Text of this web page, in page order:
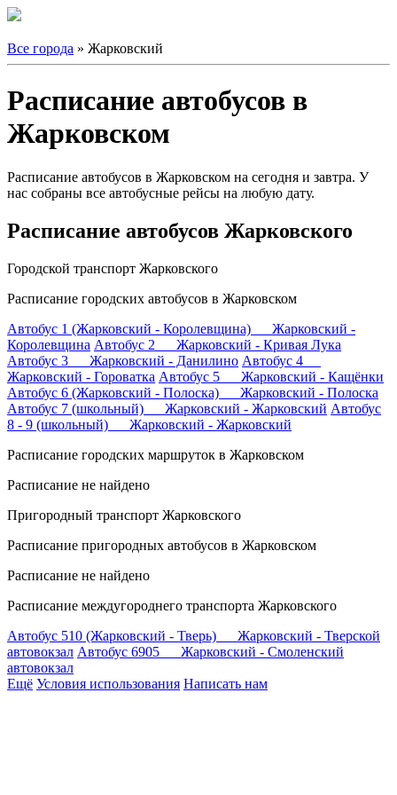
Все города » Жарковский
Расписание автобусов в
Жарковском
Расписание автобусов в Жарковском на сегодня и завтра. У
нас собраны все автобусные рейсы на любую дату.
Расписание автобусов Жарковского
Городской транспорт Жарковского
Расписание городских автобусов в Жарковском
Автобус 1 (Жарковский - Королевщина) Жарковский -
Королевщина Автобус 2 Жарковский - Кривая Лука
Автобус 3 Жарковский - Данилино Автобус 4
Жарковский - Гороватка Автобус 5 Жарковский - Кащёнки
Автобус 6 (Жарковский - Полоска) Жарковский - Полоска
Автобус 7 (школьный) Жарковский - Жарковский Автобус
8 - 9 (школьный) Жарковский - Жарковский
Расписание городских маршруток в Жарковском
Расписание не найдено
Пригородный транспорт Жарковского
Расписание пригородных автобусов в Жарковском
Расписание не найдено
Расписание междугороднего транспорта Жарковского
Автобус 510 (Жарковский - Тверь) Жарковский - Тверской
автовокзал Автобус 6905 Жарковский - Смоленский
автовокзал
Ещё Условия использования Написать нам